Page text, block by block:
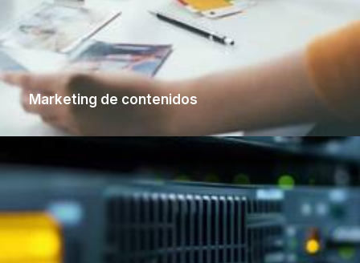
Marketing de contenidos